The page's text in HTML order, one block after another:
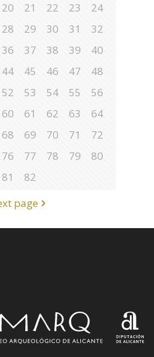
20 21 22 23
24
28 29 30 31
32
36 37 38 39
40
44 45 46 47
48
52 53 54 55
56
60 61 62 63
64
68 69 70 71
72
76 77 78 79
80
81
82
page